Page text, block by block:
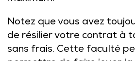
Notez que vous avez
de résilier votre contrat à
sans frais. Cette faculté